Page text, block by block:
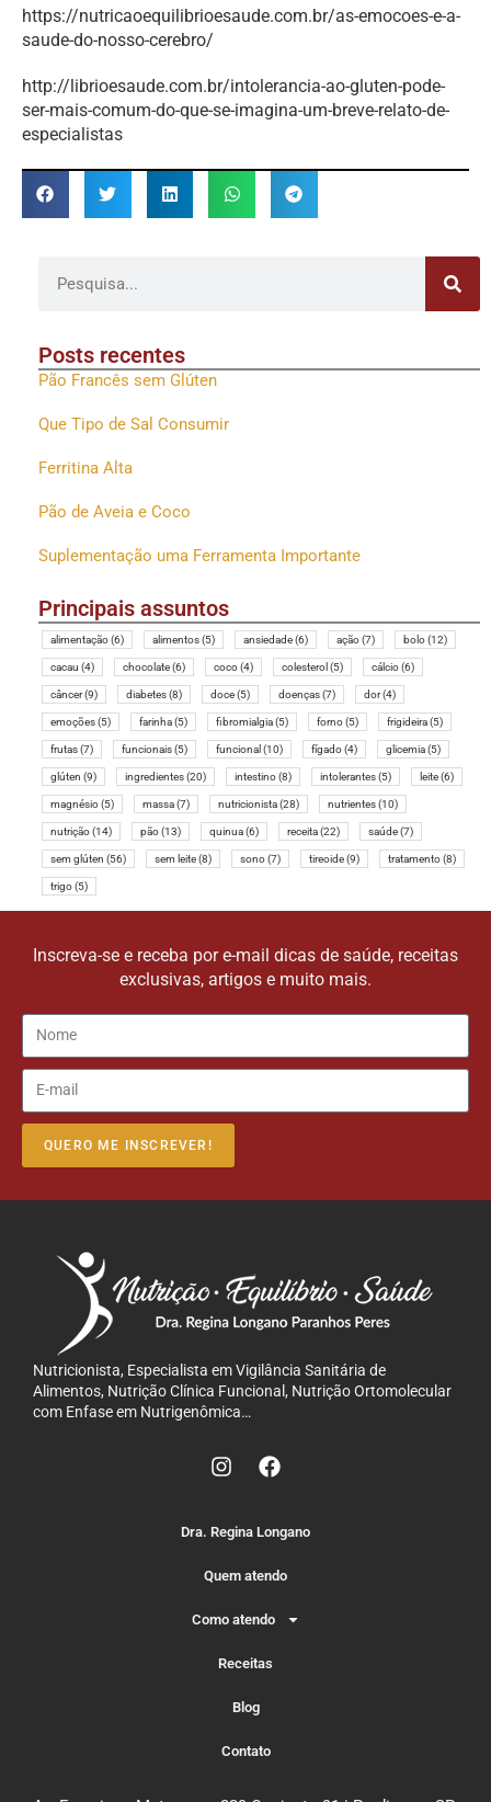
https://nutricaoequilibrioesaude.com.br/as-emocoes-e-a-
saude-do-nosso-cerebro/
http://librioesaude.com.br/intolerancia-ao-gluten-pode-
ser-mais-comum-do-que-se-imagina-um-breve-relato-de-
especialistas
Posts recentes
Pão Francês sem Glúten
Que Tipo de Sal Consumir
Ferritina Alta
Pão de Aveia e Coco
Suplementação uma Ferramenta Importante
Principais assuntos
alimentação(6) alimentos(5) ansiedade(6) ação(7) bolo(12)
cacau (4) chocolate(6) coco(4) colesterol (5) cálcio(6)
câncer(9) diabetes(8) doce(5) doenças(7) dor(4)
emoções(5) farinha(5) fibromialgia(5) forno(5) frigideira(5)
frutas(7) funcionais(5) funcional (10) fígado(4) glicemia(5)
glúten (9) ingredientes(20) intestino(8) intolerantes(5) leite(6)
magnésio(5) massa(7) nutricionista(28) nutrientes(10)
nutrição(14) pão(13) quinua(6) receita(22) saúde(7)
sem glúten (56) sem leite(8) sono(7) tireoide(9) tratamento(8)
trigo(5)
Inscreva-se e receba por e-mail dicas de saúde, receitas
exclusivas, artigos e muito mais.
QUERO ME INSCREVER!
Nutricionista, Especialista em Vigilância Sanitária de
Alimentos, Nutrição Clínica Funcional, Nutrição Ortomolecular
com Enfase em Nutrigenômica…
Dra. Regina Longano
Quem atendo
Como atendo
Receitas
Blog
Contato